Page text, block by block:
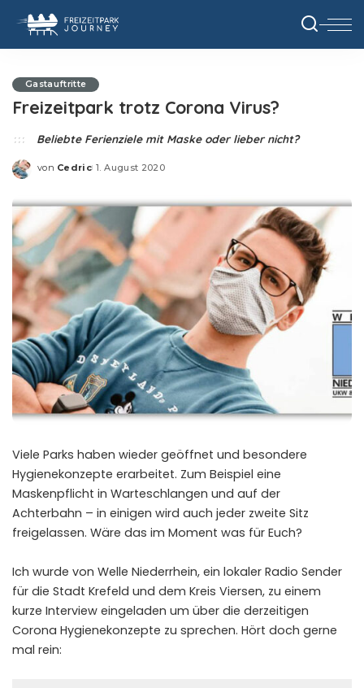
Gastauftritte
Freizeitpark trotz Corona Virus?
Beliebte Ferienziele mit Maske oder lieber nicht?
Posted
von Cedric 1. August 2020
Viele Parks haben wieder geöffnet und besondere
Hygienekonzepte erarbeitet. Zum Beispiel eine
Maskenpflicht in Warteschlangen und auf der
Achterbahn – in einigen wird auch jeder zweite Sitz
freigelassen. Wäre das im Moment was für Euch?
Ich wurde von Welle Niederrhein, ein lokaler Radio Sender
für die Stadt Krefeld und dem Kreis Viersen, zu einem
kurze Interview eingeladen um über die derzeitigen
Corona Hygienekonzepte zu sprechen. Hört doch gerne
mal rein: